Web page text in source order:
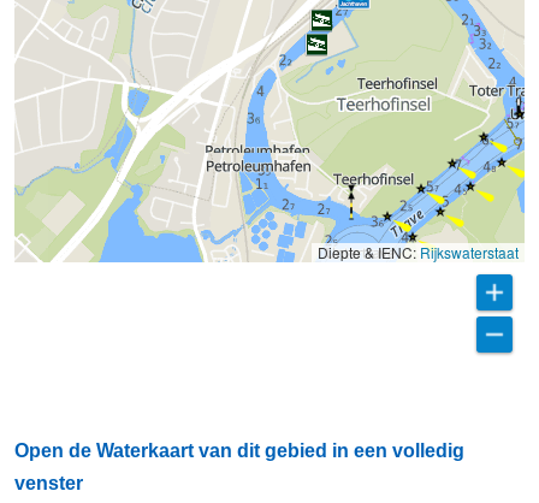
Diepte & IENC: Rijkswaterstaat
Open de Waterkaart van dit gebied in een volledig
venster